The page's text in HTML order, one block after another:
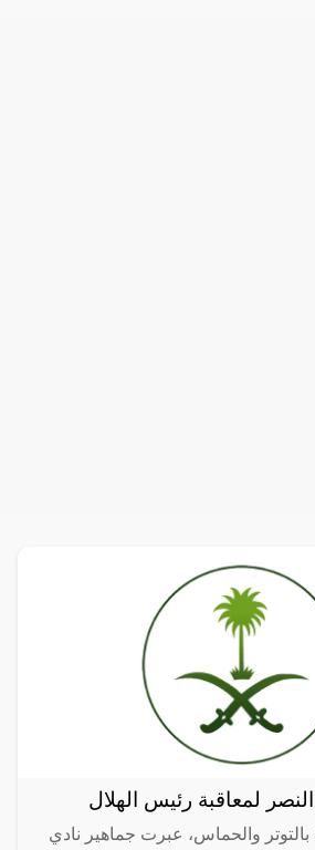
لمعاقبة رئيس الهلال
والحماس، عبرت جماهير نادي